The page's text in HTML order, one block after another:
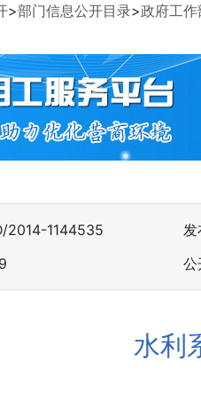
>部门信息公开目录>政府工作
2014-1144535 发
水利